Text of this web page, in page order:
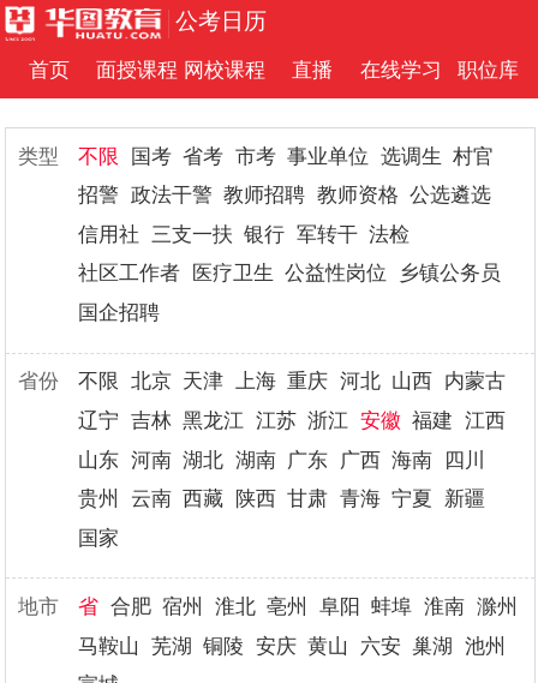
公考日历
首页 面授课程 网校课程 直播 在线学习 职位库
类型 不限 国考 省考 市考 事业单位 选调生
村官
招警 政法干警 教师招聘 教师资格 公选遴选
信用社 三支一扶 银行 军转干 法检
社区工作者
医疗卫生 公益性岗位
乡镇公务员
国企招聘
省份 不限 北京 天津 上海 重庆 河北 山西
内蒙古
辽宁 吉林 黑龙江 江苏 浙江 安徽 福建 江西
山东 河南 湖北 湖南 广东 广西 海南
四川
贵州
云南 西藏 陕西 甘肃 青海 宁夏
新疆
国家
地市 省 合肥 宿州 淮北 亳州 阜阳 蚌埠 淮南 滁州
马鞍山
芜湖 铜陵 安庆 黄山 六安 巢湖 池州